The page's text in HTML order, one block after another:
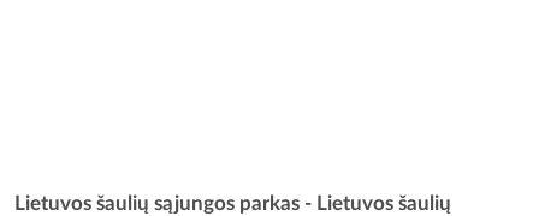
Lietuvos šaulių sąjungos parkas - Lietuvos šaulių